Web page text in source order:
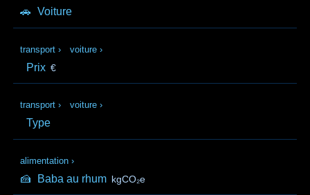
🚗 Voiture
transport › voiture ›
Prix €
transport › voiture ›
Type
alimentation ›
🍰 Baba au rhum kgCO₂e